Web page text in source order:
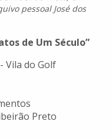
pessoal José dos
de Um Século”
Vila do Golf
Preto